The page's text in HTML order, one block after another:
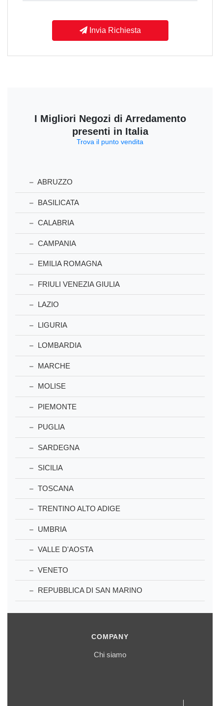
Invia Richiesta
I Migliori Negozi di Arredamento
presenti in Italia
Trova il punto vendita
ABRUZZO
BASILICATA
CALABRIA
CAMPANIA
EMILIA ROMAGNA
FRIULI VENEZIA GIULIA
LAZIO
LIGURIA
LOMBARDIA
MARCHE
MOLISE
PIEMONTE
PUGLIA
SARDEGNA
SICILIA
TOSCANA
TRENTINO ALTO ADIGE
UMBRIA
VALLE D'AOSTA
VENETO
REPUBBLICA DI SAN MARINO
COMPANY
Chi siamo